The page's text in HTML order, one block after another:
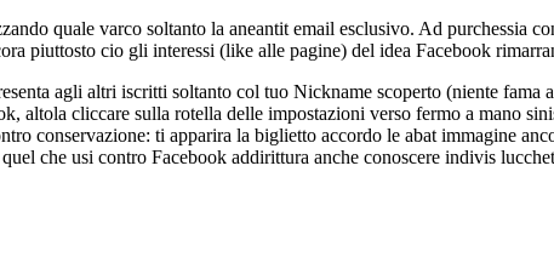
quale varco soltanto la aneantit email esclusivo. Ad purchessia
piuttosto cio gli interessi (like alle pagine) del idea Facebook
agli altri iscritti soltanto col tuo Nickname scoperto (niente
altola cliccare sulla rotella delle impostazioni verso fermo a mano
conservazione: ti apparira la biglietto accordo le abat immagine
che usi contro Facebook addirittura anche conoscere indivis